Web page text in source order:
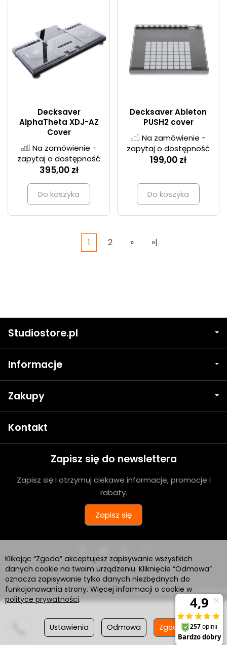
Decksaver
AlphaTheta XDJ-AZ
Cover
Na zamówienie -
zapytaj o dostępność
395,00 zł
Do koszyka
Decksaver Ableton
PUSH2 cover
Na zamówienie -
zapytaj o dostępność
199,00 zł
Do koszyka
1 2 » »|
Studiostore.pl
Informacje
Zakupy
Kontakt
Zapisz się do newslettera
Zapisz się i otrzymuj ciekawe informacje, promocje i
rabaty.
Zapisz się
Sklep internetowy SOTESHOP AI
Klikając “Zgoda” akceptujesz zapisywanie wszystkich
danych cookie na twoim urządzeniu. Kliknięcie “Odmowa”
oznacza zapisywanie tylko danych niezbędnych do
funkcjonowania strony. Więcej informacji o cookie w
polityce prywatności.
Ustawienia Odmowa Zgoda